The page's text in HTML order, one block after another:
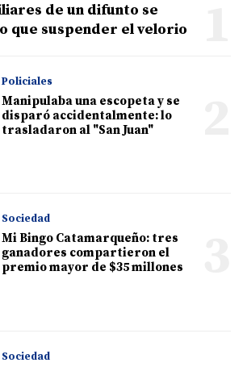
de un difunto se
que suspender el velorio
Policiales
Manipulaba una escopeta y se
disparó accidentalmente: lo
trasladaron al "San Juan"
Sociedad
Mi Bingo Catamarqueño: tres
ganadores compartieron el
premio mayor de $35 millones
Sociedad